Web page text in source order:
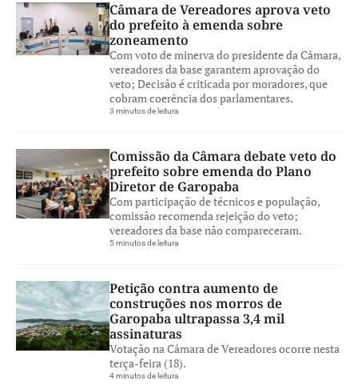
Câmara de Vereadores aprova veto
do prefeito à emenda sobre
zoneamento
Com voto de minerva do presidente da Câmara,
vereadores da base garantem aprovação do
veto; Decisão é criticada por moradores, que
cobram coerência dos parlamentares.
3 minutos de leitura
Comissão da Câmara debate veto do
prefeito sobre emenda do Plano
Diretor de Garopaba
Com participação de técnicos e população,
comissão recomenda rejeição do veto;
vereadores da base não compareceram.
5 minutos de leitura
Petição contra aumento de
construções nos morros de
Garopaba ultrapassa 3,4 mil
assinaturas
Votação na Câmara de Vereadores ocorre nesta
terça-feira (18).
4 minutos de leitura